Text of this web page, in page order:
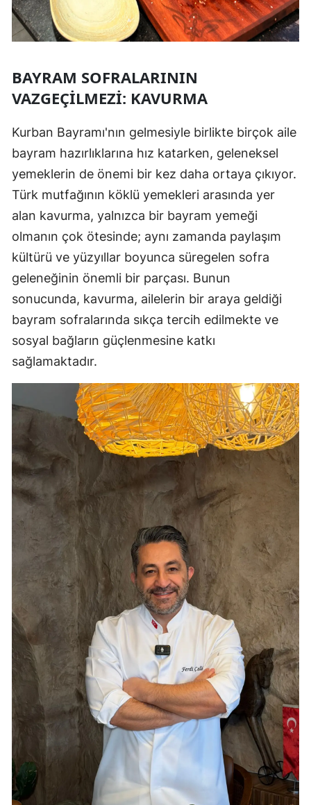
BAYRAM SOFRALARININ
VAZGEÇILMEZI: KAVURMA
Kurban Bayramı'nın gelmesiyle birlikte birçok aile
bayram hazırlıklarına hız katarken, geleneksel
yemeklerin de önemi bir kez daha ortaya çıkıyor.
Türk mutfağının köklü yemekleri arasında yer
alan kavurma, yalnızca bir bayram yemeği
olmanın çok ötesinde; aynı zamanda paylaşım
kültürü ve yüzyıllar boyunca süregelen sofra
geleneğinin önemli bir parçası. Bunun
sonucunda, kavurma, ailelerin bir araya geldiği
bayram sofralarında sıkça tercih edilmekte ve
sosyal bağların güçlenmesine katkı
sağlamaktadır.